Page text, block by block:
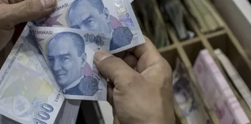
kullanılan çerezlerle ilgili bilgi almak için lütfentıklayınız.